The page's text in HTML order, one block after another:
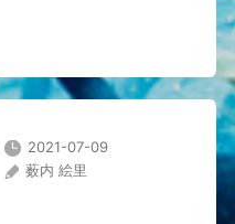
2021-07-09
薮内 絵里